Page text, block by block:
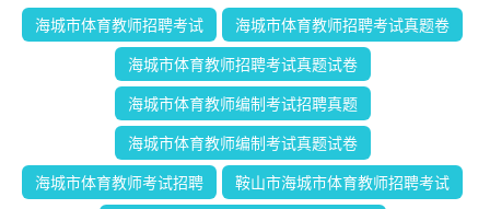
海城市体育教师招聘考试 海城市体育教师招聘考试真题卷
海城市体育教师招聘考试真题试卷
海城市体育教师编制考试招聘真题
海城市体育教师编制考试真题试卷
海城市体育教师考试招聘 鞍山市海城市体育教师招聘考试